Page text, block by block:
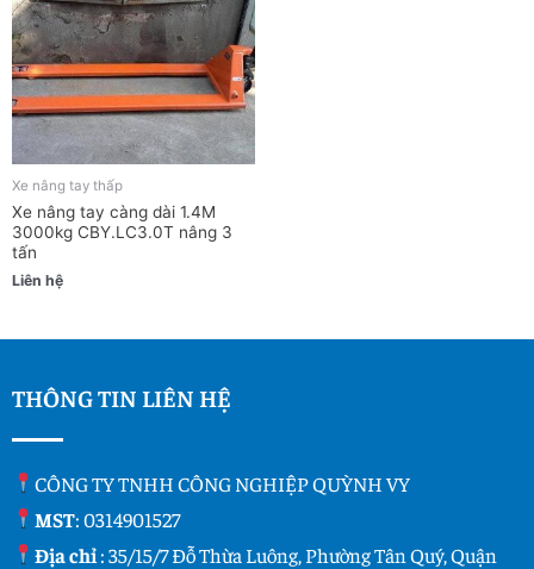
Xe nâng tay thấp
Xe nâng tay càng dài 1.4M
3000kg CBY.LC3.0T nâng 3
tấn
Liên hệ
THÔNG TIN LIÊN HỆ
CÔNG TY TNHH CÔNG NGHIỆP QUỲNH VY
MST: 0314901527
Địa chỉ: 35/15/7 Đỗ Thừa Luông, Phường Tân Quý, Quận